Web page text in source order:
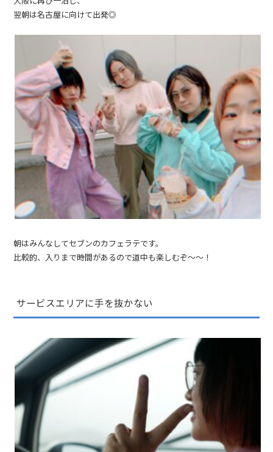
翌朝は名古屋に向けて出発◎
朝はみんなしてセブンのカフェラテです。
比較的、入りまで時間があるので道中も楽しむぞ〜〜！
サービスエリアに手を抜かない